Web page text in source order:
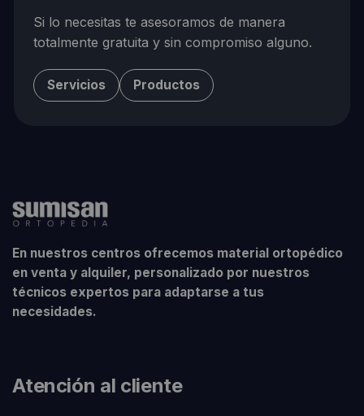
Si lo necesitas te asesoramos de manera
totalmente gratuita y sin compromiso alguno.
Servicios Productos
En nuestros centros ofrecemos material ortopédico
en venta y alquiler, personalizado por nuestros
técnicos expertos para adaptarse a tus
necesidades.
Atención al cliente